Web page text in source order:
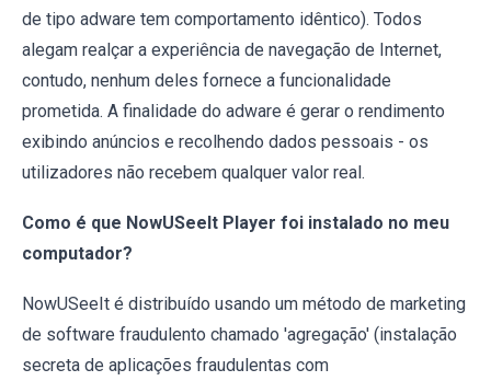
de tipo adware tem comportamento idêntico). Todos
alegam realçar a experiência de navegação de Internet,
contudo, nenhum deles fornece a funcionalidade
prometida. A finalidade do adware é gerar o rendimento
exibindo anúncios e recolhendo dados pessoais - os
utilizadores não recebem qualquer valor real.
Como é que NowUSeeIt Player foi instalado no meu
computador?
NowUSeeIt é distribuído usando um método de marketing
de software fraudulento chamado 'agregação' (instalação
secreta de aplicações fraudulentas com